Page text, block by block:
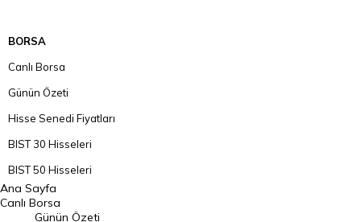
BORSA
Canlı Borsa
Günün Özeti
Hisse Senedi Fiyatları
BIST 30 Hisseleri
BIST 50 Hisseleri
BIST 100 Hisseleri
Ana Sayfa
Canlı Borsa
Günün Özeti